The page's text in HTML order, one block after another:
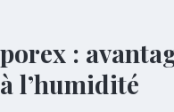
:
l’humidité